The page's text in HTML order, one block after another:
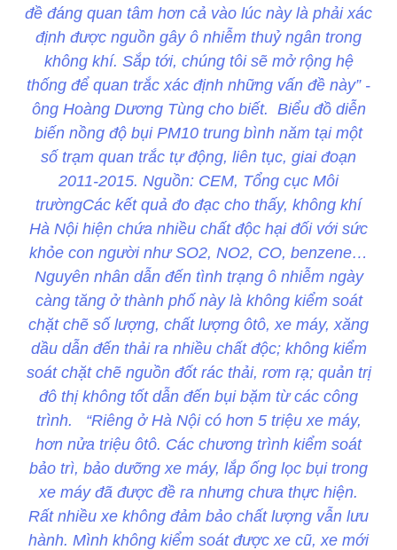
đề đáng quan tâm hơn cả vào lúc này là phải xác
định được nguồn gây ô nhiễm thuỷ ngân trong
không khí. Sắp tới, chúng tôi sẽ mở rộng hệ
thống để quan trắc xác định những vấn đề này” -
ông Hoàng Dương Tùng cho biết. Biểu đồ diễn
biến nồng độ bụi PM10 trung bình năm tại một
số trạm quan trắc tự động, liên tục, giai đoạn
2011-2015. Nguồn: CEM, Tổng cục Môi
trườngCác kết quả đo đạc cho thấy, không khí
Hà Nội hiện chứa nhiều chất độc hại đối với sức
khỏe con người như SO2, NO2, CO, benzene…
Nguyên nhân dẫn đến tình trạng ô nhiễm ngày
càng tăng ở thành phố này là không kiểm soát
chặt chẽ số lượng, chất lượng ôtô, xe máy, xăng
dầu dẫn đến thải ra nhiều chất độc; không kiểm
soát chặt chẽ nguồn đốt rác thải, rơm rạ; quản trị
đô thị không tốt dẫn đến bụi bặm từ các công
trình. “Riêng ở Hà Nội có hơn 5 triệu xe máy,
hơn nửa triệu ôtô. Các chương trình kiểm soát
bảo trì, bảo dưỡng xe máy, lắp ống lọc bụi trong
xe máy đã được đề ra nhưng chưa thực hiện.
Rất nhiều xe không đảm bảo chất lượng vẫn lưu
hành. Mình không kiểm soát được xe cũ, xe mới